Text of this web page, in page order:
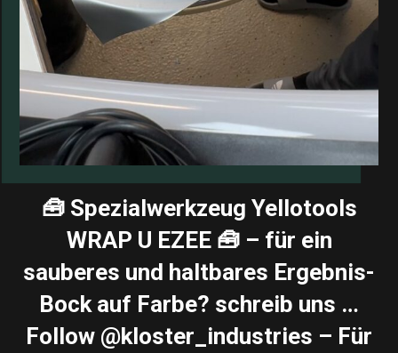
🧰 Spezialwerkzeug Yellotools
WRAP U EZEE 🧰 – für ein
sauberes und haltbares Ergebnis-
Bock auf Farbe? schreib uns …
Follow @kloster_industries – Für